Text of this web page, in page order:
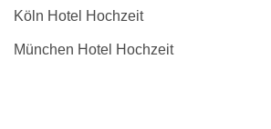
Köln Hotel Hochzeit
München Hotel Hochzeit